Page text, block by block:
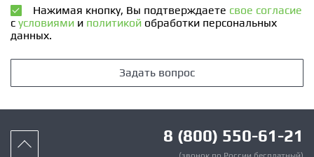
Нажимая кнопку, Вы подтверждаете свое согласие
с условиями и политикой обработки персональных
данных.
Задать вопрос
8 (800) 550-61-21